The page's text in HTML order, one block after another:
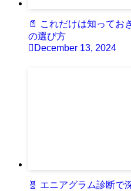
📄 これだけは知ってお
の選び方
December 13, 2024
🧬 エニアグラム診断で